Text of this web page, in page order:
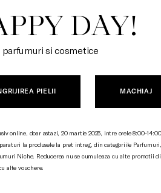
DAY!
si cosmetice
PIELII MACHIAJ
online, doar astazi, 20 martie 2025, intre orele 8:00-
la produsele la pret intreg, din categoriile
Niche. Reducerea nu se cumuleaza cu alte promotii
alte vouchere.